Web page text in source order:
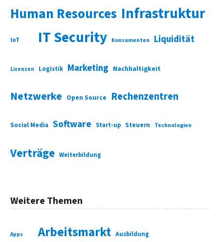
Human Resources Infrastruktur
IoT IT Security Konsumenten Liquidität
Lizenzen Logistik Marketing Nachhaltigkeit
Netzwerke Open Source Rechenzentren
Social Media Software Start-up Steuern Technologien
Verträge Weiterbildung
Weitere Themen
Apps Arbeitsmarkt Ausbildung